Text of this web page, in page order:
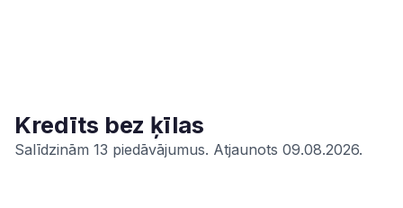
Kredīts bez ķīlas
Salīdzinām 13 piedāvājumus. Atjaunots 09.08.2026.